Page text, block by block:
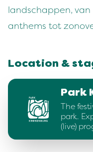
landschappen,
anthems tot
Location &
Park
The
park.
(live)